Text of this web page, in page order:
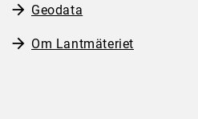
Geodata
Om Lantmäteriet